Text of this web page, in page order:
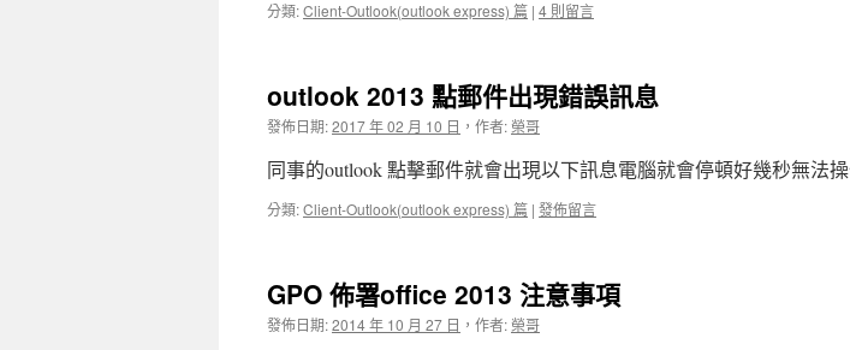
分類:Client-Outlook(outlook express) 篇 | 4 則留言
outlook 2013 點郵件出現錯誤訊息
發佈日期:2017 年 02 月 10 日 ， 作者:榮哥
同事的outlook 點擊郵件就會出現以下訊息電腦就會停頓好幾秒無法
分類:Client-Outlook(outlook express) 篇 | 發佈留言
GPO 佈署office 2013 注意事項
發佈日期:2014 年 10 月 27 日 ， 作者:榮哥